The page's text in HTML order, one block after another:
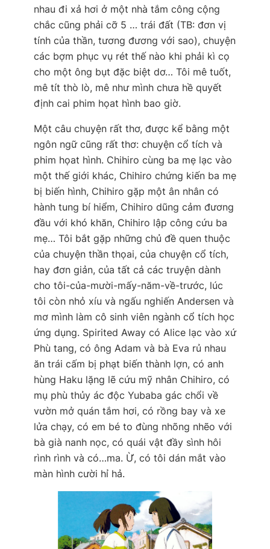
nhau đi xả hơi ở một nhà tắm công cộng
chắc cũng phải cỡ 5 … trái đất (TB: đơn vị
tính của thần, tương đương với sao), chuyện
các bợm phục vụ rét thế nào khi phải kì cọ
cho một ông bụt đặc biệt dơ… Tôi mê tuốt,
mê tít thò lò, mê như mình chưa hề quyết
định cai phim họat hình bao giờ.
Một câu chuyện rất thơ, được kể bằng một
ngôn ngữ cũng rất thơ: chuyện cổ tích và
phim họat hình. Chihiro cùng ba mẹ lạc vào
một thế giới khác, Chihiro chứng kiến ba mẹ
bị biến hình, Chihiro gặp một ân nhân có
hành tung bí hiểm, Chihiro dũng cảm đương
đầu với khó khăn, Chihiro lập công cứu ba
mẹ… Tôi bắt gặp những chủ đề quen thuộc
của chuyện thần thọai, của chuyện cổ tích,
hay đơn giản, của tất cả các truyện dành
cho tôi-của-mười-mấy-năm-về-trước, lúc
tôi còn nhỏ xíu và ngấu nghiến Andersen và
mơ mình làm cô sinh viên ngành cổ tích học
ứng dụng. Spirited Away có Alice lạc vào xứ
Phù tang, có ông Adam và bà Eva rủ nhau
ăn trái cấm bị phạt biến thành lợn, có anh
hùng Haku lặng lẽ cứu mỹ nhân Chihiro, có
mụ phù thủy ác độc Yubaba gác chổi về
vườn mở quán tắm hơi, có rồng bay và xe
lửa chạy, có em bé to đùng nhõng nhẽo với
bà già nanh nọc, có quái vật đầy sình hôi
rình rình và có…ma. Ừ, có tôi dán mắt vào
màn hình cười hỉ hả.